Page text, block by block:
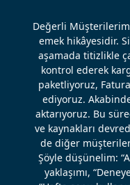
Değerli
emek hikâyesidir.
aşamada titizlikle
kontrol ederek
paketliyoruz,
ediyoruz.
aktarıyoruz. Bu
ve kaynakları
de diğer
Şöyle düşünelim:
yaklaşımı,